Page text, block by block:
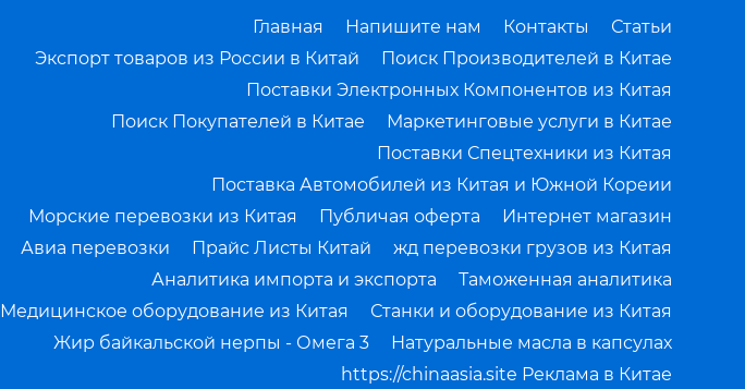
Главная Напишите нам Контакты
Статьи
Экспорт товаров из России в Китай
Поиск Производителей в Китае
Поставки Электронных Компонентов из Китая
Поиск Покупателей в Китае
Маркетинговые услуги в Китае
Поставки Спецтехники из Китая
Поставка Автомобилей из Китая и Южной Кореии
Морские перевозки из Китая
Публичая оферта
Интернет магазин
Авиа перевозки
Прайс Листы Китай
жд перевозки грузов из Китая
Аналитика импорта и экспорта
Таможенная аналитика
Медицинское оборудование из Китая
Станки и оборудование из Китая
Жир байкальской нерпы - Омега 3
Натуральные масла в капсулах
https://chinaasia.site Реклама в Китае